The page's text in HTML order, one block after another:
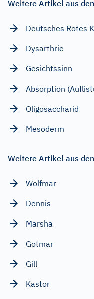
Weitere Artikel aus
Deutsches Rotes
Dysarthrie
Gesichtssinn
Absorption
Oligosaccharid
Mesoderm
Weitere Artikel aus
Wolfmar
Dennis
Marsha
Gotmar
Gill
Kastor